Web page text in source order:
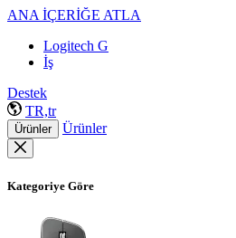
ANA İÇERİĞE ATLA
Logitech G
İş
Destek
TR,tr
Ürünler Ürünler
Kategoriye Göre